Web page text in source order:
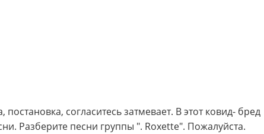
согласитесь затмевает. В этот ковид- бред
Разберите песни группы ". Roxette". Пожалуйста.